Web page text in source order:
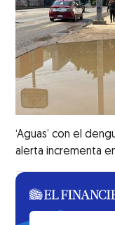
‘Aguas’ con el
alerta incrementa